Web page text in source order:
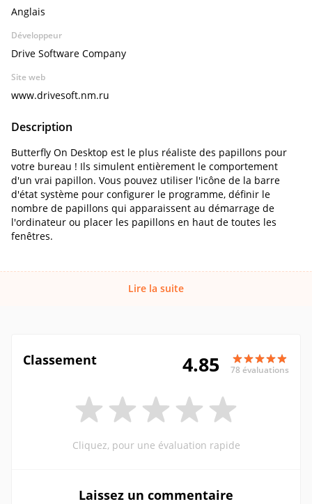
Anglais
Développeur
Drive Software Company
Site web
www.drivesoft.nm.ru
Description
Butterfly On Desktop est le plus réaliste des papillons pour
votre bureau ! Ils simulent entièrement le comportement
d'un vrai papillon. Vous pouvez utiliser l'icône de la barre
d'état système pour configurer le programme, définir le
nombre de papillons qui apparaissent au démarrage de
l'ordinateur ou placer les papillons en haut de toutes les
fenêtres.
Lire la suite
Classement 4.85 78 évaluations
Cliquez, pour une évaluation rapide
Laissez un commentaire